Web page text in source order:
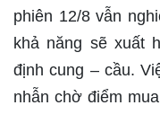
phiên 12/8 vẫn
khả năng sẽ xuất
định cung – cầu.
nhẫn chờ điểm